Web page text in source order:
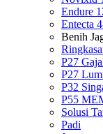
Endure
Entecta
Benih
P27
P27
P32
P55
Solusi
Padi